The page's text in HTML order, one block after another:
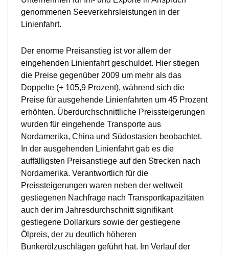
genommenen Seeverkehrsleistungen in der
Linienfahrt.
Der enorme Preisanstieg ist vor allem der
eingehenden Linienfahrt geschuldet. Hier stiegen
die Preise gegenüber 2009 um mehr als das
Doppelte (+ 105,9 Prozent), während sich die
Preise für ausgehende Linienfahrten um 45 Prozent
erhöhten. Überdurchschnittliche Preissteigerungen
wurden für eingehende Transporte aus
Nordamerika, China und Südostasien beobachtet.
In der ausgehenden Linienfahrt gab es die
auffälligsten Preisanstiege auf den Strecken nach
Nordamerika. Verantwortlich für die
Preissteigerungen waren neben der weltweit
gestiegenen Nachfrage nach Transportkapazitäten
auch der im Jahresdurchschnitt signifikant
gestiegene Dollarkurs sowie der gestiegene
Ölpreis, der zu deutlich höheren
Bunkerölzuschlägen geführt hat. Im Verlauf der